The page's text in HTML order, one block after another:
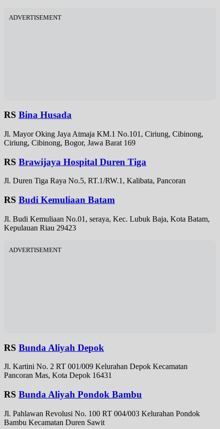
ADVERTISEMENT
RS Bina Husada
Jl. Mayor Oking Jaya Atmaja KM.1 No.101, Ciriung, Cibinong,
Ciriung, Cibinong, Bogor, Jawa Barat 169
RS Brawijaya Hospital Duren Tiga
Jl. Duren Tiga Raya No.5, RT.1/RW.1, Kalibata, Pancoran
RS Budi Kemuliaan Batam
Jl. Budi Kemuliaan No.01, seraya, Kec. Lubuk Baja, Kota Batam,
Kepulauan Riau 29423
ADVERTISEMENT
RS Bunda Aliyah Depok
Jl. Kartini No. 2 RT 001/009 Kelurahan Depok Kecamatan
Pancoran Mas, Kota Depok 16431
RS Bunda Aliyah Pondok Bambu
Jl. Pahlawan Revolusi No. 100 RT 004/003 Kelurahan Pondok
Bambu Kecamatan Duren Sawit